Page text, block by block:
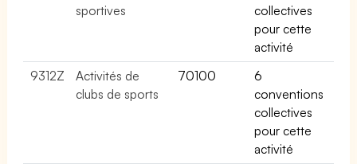
sportives
collectives
pour cette
activité
9312Z
Activités de
clubs de sports
70100
6
conventions
collectives
pour cette
activité